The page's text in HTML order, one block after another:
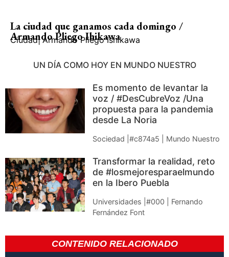
La ciudad que ganamos cada domingo /
Armando Pliego Ihikawa
Ciudad| Armando Pliego Ishikawa
UN DÍA COMO HOY EN MUNDO NUESTRO
Es momento de levantar la
voz / #DesCubreVoz /Una
propuesta para la pandemia
desde La Noria
Sociedad |#c874a5 | Mundo Nuestro
Transformar la realidad, reto
de #losmejoresparaelmundo
en la Ibero Puebla
Universidades |#000 | Fernando
Fernández Font
CONTENIDO RELACIONADO